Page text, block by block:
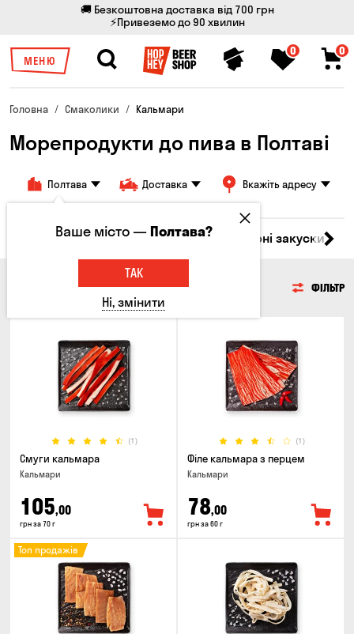
🚚 Безкоштовна доставка від 700 грн
⚡Привеземо до 90 хвилин
МЕНЮ
0 0
Головна Смаколики Кальмари
Морепродукти до пива в Полтаві
Полтава Доставка Вкажіть адресу
М'ясо Риба Морепродукти Сирні закуски
МОРЕПРОДУКТИ ФІЛЬТР
(1)
Смуги кальмара
Кальмари
105,00
грн за 70 г
(1)
Філе кальмара з перцем
Кальмари
78,00
грн за 60 г
Топ продажів
Ваше місто —Полтава?
ТАК
Ні, змінити